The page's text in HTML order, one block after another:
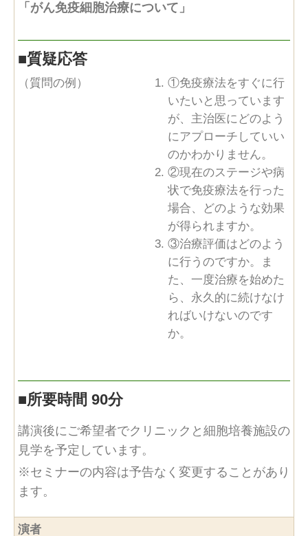
「がん免疫細胞治療について」
■質疑応答
（質問の例）
①免疫療法をすぐに行
いたいと思っています
が、主治医にどのよう
にアプローチしていい
のかわかりません。
②現在のステージや病
状で免疫療法を行った
場合、どのような効果
が得られますか。
③治療評価はどのよう
に行うのですか。ま
た、一度治療を始めた
ら、永久的に続けなけ
ればいけないのです
か。
■所要時間 90分
講演後にご希望者でクリニックと細胞培養施設の
見学を予定しています。
※セミナーの内容は予告なく変更することがあり
ます。
演者